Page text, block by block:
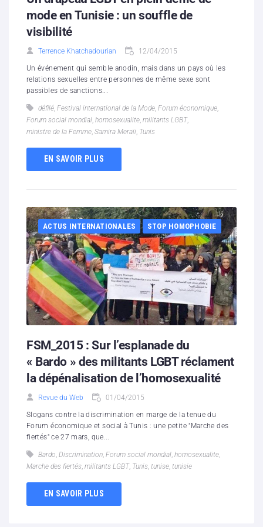
mode en Tunisie : un souffle de
visibilité
Terrence Khatchadourian 12/04/2015
Un événement qui semble anodin, mais dans un pays où les
relations sexuelles entre personnes de même sexe sont
passibles de sanctions...
défilé Festival international de la Mode Forum économique
Forum social mondial homosexualite militants LGBT,
ministre de la Femme Samira Meraïi Tunis
EN SAVOIR PLUS
ACTUS INTERNATIONALES STOP HOMOPHOBIE
FSM_2015 : Sur l’esplanade du
« Bardo » des militants LGBT réclament
la dépénalisation de l’homosexualité
Revue du Web 01/04/2015
Slogans contre la discrimination en marge de la tenue du
Forum économique et social à Tunis : une petite "Marche des
fiertés" ce 27 mars, que...
Bardo Discrimination Forum social mondial homosexualite
Marche des fiertés militants LGBT, Tunis tunise tunisie
EN SAVOIR PLUS